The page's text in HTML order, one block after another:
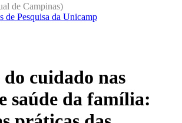
de Campinas)
de Pesquisa da Unicamp
cuidado nas
saúde da família: